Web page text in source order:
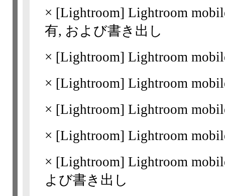
× [Lightroom] Lightroom
有, および書き出し
× [Lightroom] Lightroom
× [Lightroom] Lightroom
× [Lightroom] Lightroom
× [Lightroom] Lightroom
× [Lightroom] Lightroom
よび書き出し